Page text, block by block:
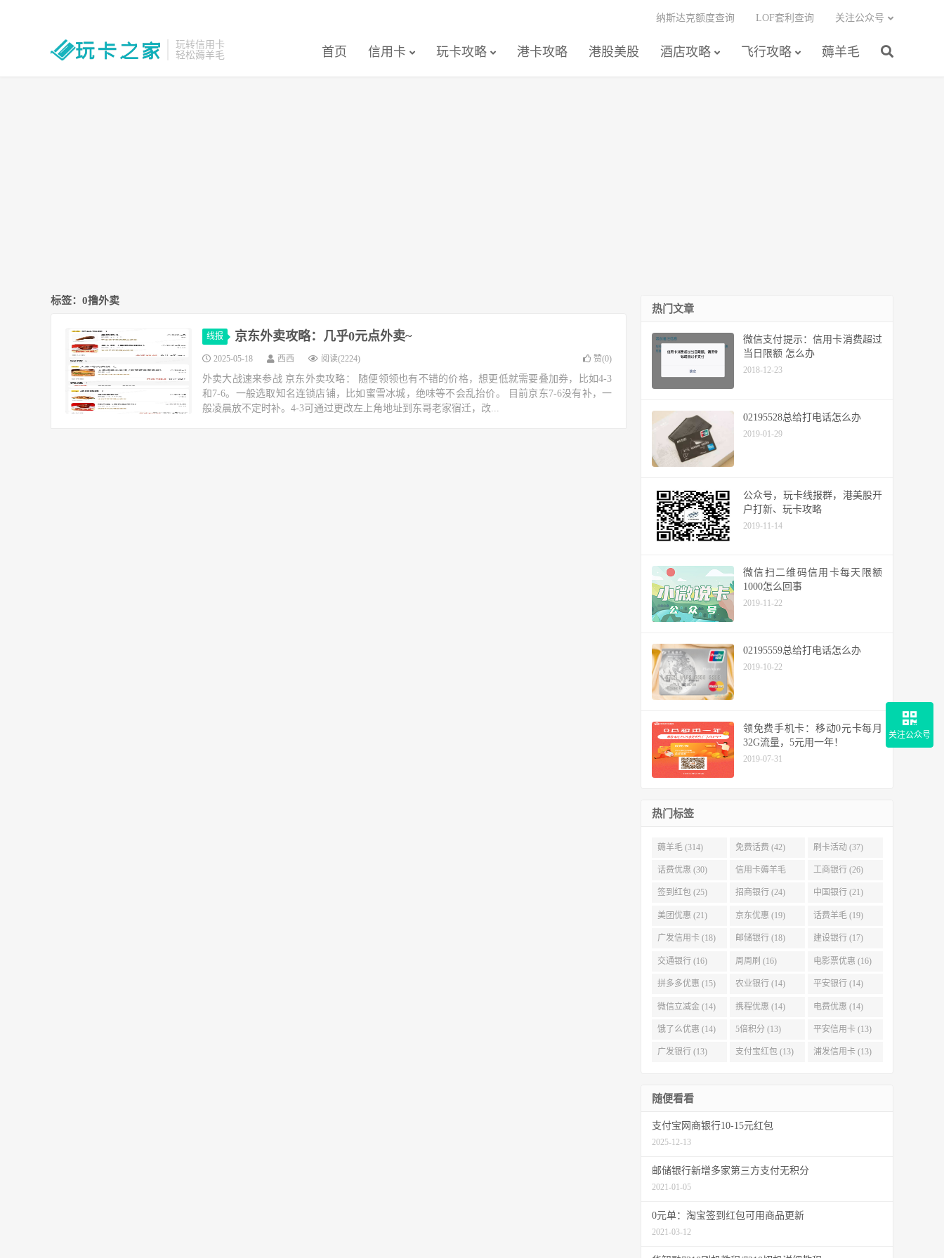
玩转信用卡
轻松薅羊毛
首页 信用卡 玩卡攻略 港卡攻略 港股美股 酒店攻略 飞行攻略 薅羊毛
纳斯达克额度查询 LOF套利查询 关注公众号
标签：0撸外卖
线报 京东外卖攻略：几乎0元点外卖~
2025-05-18 西西 阅读(2224) 赞(0)
外卖大战速来参战 京东外卖攻略： 随便领领也有不错的价格，想更低就需要叠加券，比如4-3
和7-6。一般选取知名连锁店铺，比如蜜雪冰城，绝味等不会乱抬价。 目前京东7-6没有补，一
般凌晨放不定时补。4-3可通过更改左上角地址到东哥老家宿迁，改...
热门文章
微信支付提示：信用卡消费超过
当日限额 怎么办
2018-12-23
02195528总给打电话怎么办
2019-01-29
公众号，玩卡线报群，港美股开
户打新、玩卡攻略
2019-11-14
微信扫二维码信用卡每天限额
1000怎么回事
2019-11-22
02195559总给打电话怎么办
2019-10-22
领免费手机卡：移动0元卡每月
32G流量，5元用一年！
2019-07-31
热门标签
薅羊毛 (314) 免费话费 (42) 刷卡活动 (37)
话费优惠 (30) 信用卡薅羊毛
(29)
工商银行 (26)
签到红包 (25) 招商银行 (24) 中国银行 (21)
美团优惠 (21) 京东优惠 (19) 话费羊毛 (19)
广发信用卡 (18) 邮储银行 (18) 建设银行 (17)
交通银行 (16) 周周刷 (16) 电影票优惠 (16)
拼多多优惠 (15) 农业银行 (14) 平安银行 (14)
微信立减金 (14) 携程优惠 (14) 电费优惠 (14)
饿了么优惠 (14) 5倍积分 (13) 平安信用卡 (13)
广发银行 (13) 支付宝红包 (13) 浦发信用卡 (13)
随便看看
支付宝网商银行10-15元红包
2025-12-13
邮储银行新增多家第三方支付无积分
2021-01-05
0元单：淘宝签到红包可用商品更新
2021-03-12
关注公众号